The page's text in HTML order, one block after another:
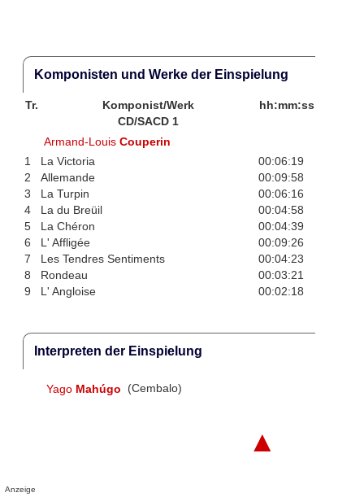
Komponisten und Werke der Einspielung
Tr. Komponist/Werk
hh:mm:ss
CD/SACD 1
Armand-LouisCouperin
1
La Victoria
00:06:19
2
Allemande
00:09:58
3
La Turpin
00:06:16
4
La du Breüil
00:04:58
5
La Chéron
00:04:39
6
L' Affligée
00:09:26
7
Les Tendres Sentiments
00:04:23
8
Rondeau
00:03:21
9
L' Angloise 00:02:18
Interpreten der Einspielung
Yago Mahúgo (Cembalo)
▲
Anzeige